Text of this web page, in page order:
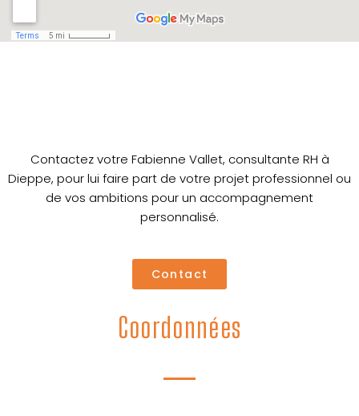
Contactez votre Fabienne Vallet, consultante RH à
Dieppe, pour lui faire part de votre projet professionnel ou
de vos ambitions pour un accompagnement
personnalisé.
Contact
Coordonnées